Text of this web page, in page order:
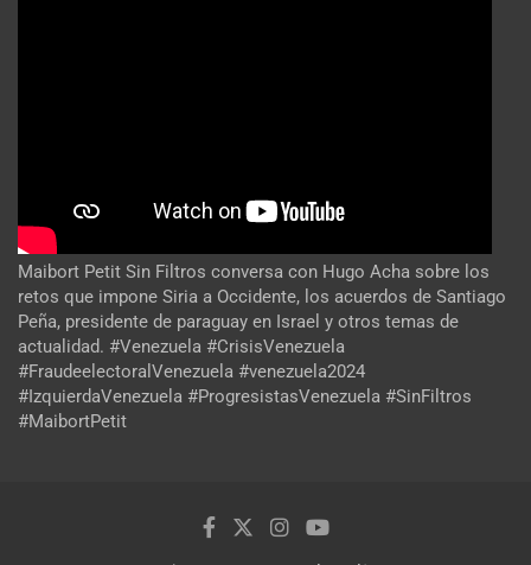
Maibort Petit Sin Filtros conversa con Hugo Acha sobre los
retos que impone Siria a Occidente, los acuerdos de Santiago
Peña, presidente de paraguay en Israel y otros temas de
actualidad. #Venezuela #CrisisVenezuela
#FraudeelectoralVenezuela #venezuela2024
#IzquierdaVenezuela #ProgresistasVenezuela #SinFiltros
#MaibortPetit